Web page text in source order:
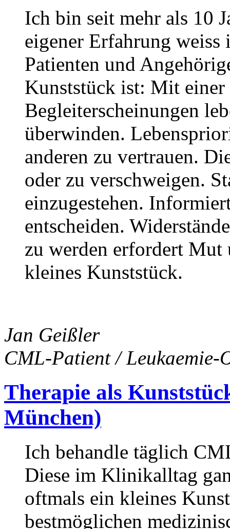
Ich bin seit mehr als 10
eigener Erfahrung
Patienten und
Kunststück ist: Mit
Begleiterscheinungen
überwinden.
anderen zu vertrauen.
oder zu verschweigen.
einzugestehen.
entscheiden.
zu werden erfordert
kleines Kunststück.
Jan Geißler
CML-Patient / Leukaemie-
Therapie als
München)
Ich behandle täglich
Diese im Klinikalltag
oftmals ein kleines
bestmöglichen